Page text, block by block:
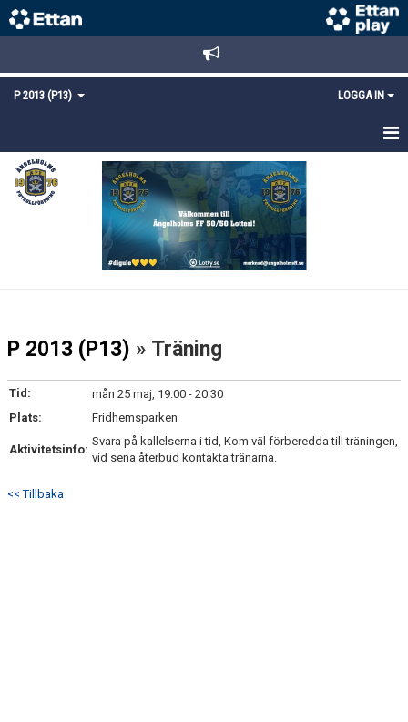
P 2013 (P13) LOGGA IN
HEM
NYHETER
P 2013 (P13) » Träning
Tid:
mån 25 maj, 19:00 - 20:30
Plats:
Fridhemsparken
Aktivitetsinfo:
Svara på kallelserna i tid, Kom väl förberedda till träningen,
vid sena återbud kontakta tränarna.
<< Tillbaka